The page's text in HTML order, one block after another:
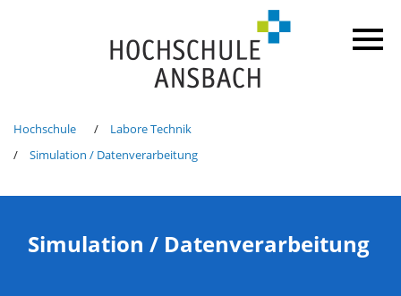
Hochschule
Labore Technik
Simulation / Datenverarbeitung
Simulation / Datenverarbeitung